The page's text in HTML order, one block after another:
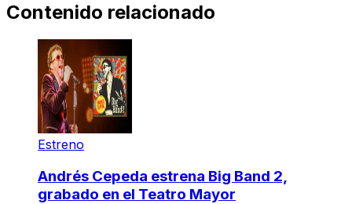
Contenido relacionado
Estreno
Andrés Cepeda estrena Big Band 2,
grabado en el Teatro Mayor